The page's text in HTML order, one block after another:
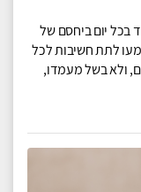
בכל יום ביחסם של
לתת חשיבות לכל
ולא בשל מעמדו,